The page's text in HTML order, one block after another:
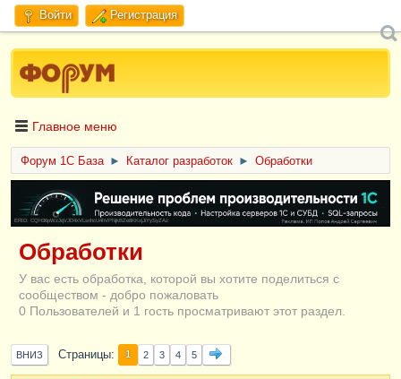
Войти Регистрация
Главное меню
Форум 1C База ► Каталог разработок ► Обработки
ERID: CQH36pWzJqVJD4xVLsnhcU4hVPNjkBZe8KKxjJiYySyZAz
Обработки
У вас есть обработка, которой вы хотите поделиться с
сообществом - добро пожаловать
0 Пользователей и 1 гость просматривают этот раздел.
ВНИЗ Страницы 1 2 3 4 5